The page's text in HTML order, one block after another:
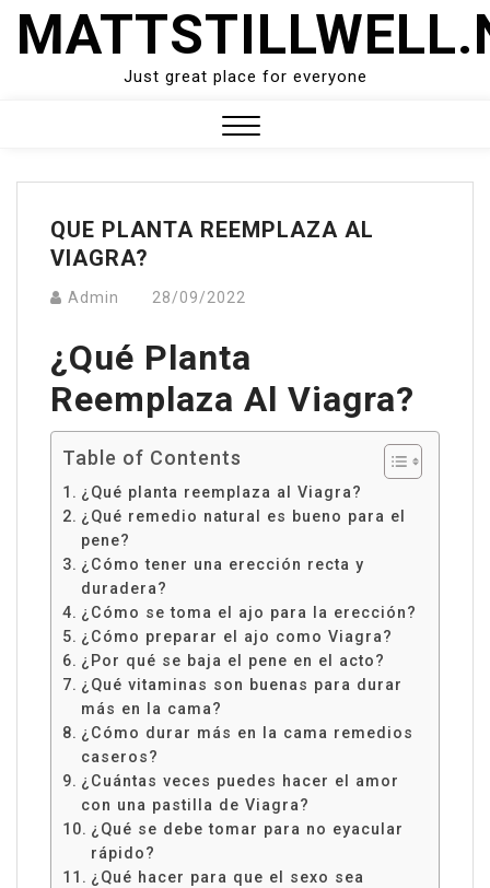
Skip
Just great place for everyone
Menu
QUE PLANTA REEMPLAZA AL
VIAGRA?
Admin 28/09/2022
¿Qué Planta
Reemplaza Al Viagra?
Table of Contents
¿Qué planta reemplaza al Viagra?
¿Qué remedio natural es bueno para el
pene?
¿Cómo tener una erección recta y
duradera?
¿Cómo se toma el ajo para la erección?
¿Cómo preparar el ajo como Viagra?
¿Por qué se baja el pene en el acto?
¿Qué vitaminas son buenas para durar
más en la cama?
¿Cómo durar más en la cama remedios
caseros?
¿Cuántas veces puedes hacer el amor
con una pastilla de Viagra?
¿Qué se debe tomar para no eyacular
rápido?
¿Qué hacer para que el sexo sea